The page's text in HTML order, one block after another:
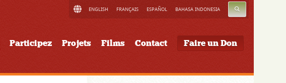
ENGLISH FRANÇAIS ESPAÑOL BAHASA INDONESIA RECHERCHE
Participez Projets Films Contact Faire un Don